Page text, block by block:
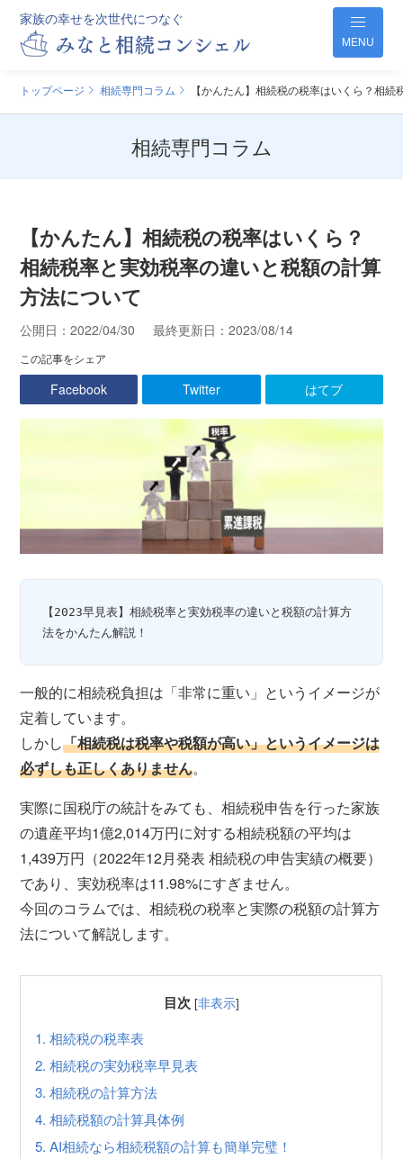
家族の幸せを次世代につなぐ
MENU
トップページ 相続専門コラム 【かんたん】相続税の税率はいくら？相
相続専門コラム
【かんたん】相続税の税率はいくら？
相続税率と実効税率の違いと税額の計算
方法について
公開日：2022/04/30 最終更新日：2023/08/14
この記事をシェア
Facebook Twitter はてブ
【2023早見表】相続税率と実効税率の違いと税額の計算方
法をかんたん解説！
一般的に相続税負担は「非常に重い」というイメージが
定着しています。
しかし「相続税は税率や税額が高い」というイメージは
必ずしも正しくありません。
実際に国税庁の統計をみても、相続税申告を行った家族
の遺産平均1億2,014万円に対する相続税額の平均は
1,439万円（2022年12月発表 相続税の申告実績の概要）
であり、実効税率は11.98%にすぎません。
今回のコラムでは、相続税の税率と実際の税額の計算方
法について解説します。
目次 [非表示]
1. 相続税の税率表
2. 相続税の実効税率早見表
3. 相続税の計算方法
4. 相続税額の計算具体例
5. AI相続なら相続税額の計算も簡単完璧！